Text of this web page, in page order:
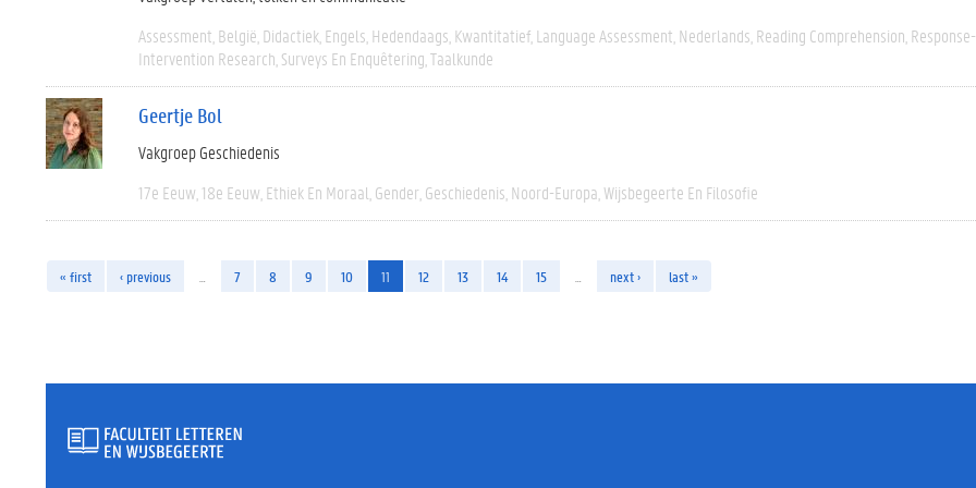
Assessment België Didactiek Engels Hedendaags Kwantitatief Language Assessment Nederlands Reading Comprehension
Intervention Research Surveys En Enquêtering Taalkunde
Geertje Bol
Vakgroep Geschiedenis
17e Eeuw 18e Eeuw Ethiek En Moraal Gender Geschiedenis Noord-Europa Wijsbegeerte En Filosofie
« first ‹ previous 7 8 9 10 11 12 13 14 15 next › last »